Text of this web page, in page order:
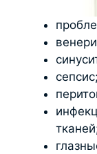
сепсис;